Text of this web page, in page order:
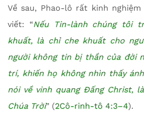
Về sau, Phao-lô rất kinh
viết: “Nếu Tin-lành chúng tôi
khuất, là chỉ che khuất cho
người không tin bị thần của đời
trí, khiến họ không nhìn thấy
nói về vinh quang Đấng Christ,
Chúa Trời” (2Cô-rinh-tô 4:3–4).